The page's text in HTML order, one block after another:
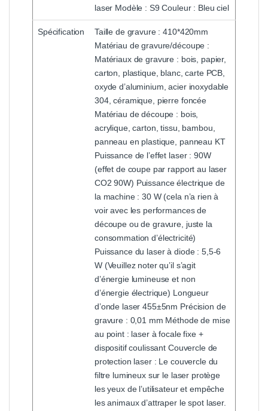
laser Modèle : S9 Couleur : Bleu ciel
Spécification
Taille de gravure : 410*420mm
Matériau de gravure/découpe :
Matériaux de gravure : bois, papier,
carton, plastique, blanc, carte PCB,
oxyde d’aluminium, acier inoxydable
304, céramique, pierre foncée
Matériau de découpe : bois,
acrylique, carton, tissu, bambou,
panneau en plastique, panneau KT
Puissance de l’effet laser : 90W
(effet de coupe par rapport au laser
CO2 90W) Puissance électrique de
la machine : 30 W (cela n’a rien à
voir avec les performances de
découpe ou de gravure, juste la
consommation d’électricité)
Puissance du laser à diode : 5,5-6
W (Veuillez noter qu’il s’agit
d’énergie lumineuse et non
d’énergie électrique) Longueur
d’onde laser 455±5nm Précision de
gravure : 0,01 mm Méthode de mise
au point : laser à focale fixe +
dispositif coulissant Couvercle de
protection laser : Le couvercle du
filtre lumineux sur le laser protège
les yeux de l’utilisateur et empêche
les animaux d’attraper le spot laser.